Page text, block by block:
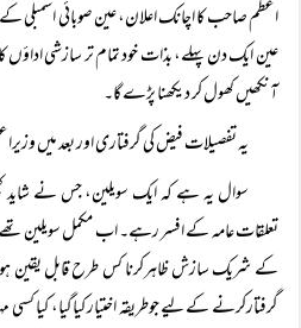
اعظم صاحب کا اچانک اعلان، عین صوبائی اسمبلی کے
عین ایک دن پہلے، بذات خود تمام تر سازشی
آنکھیں کھول کر دیکھنا پڑے گا۔
یہ تفصیلات فیض کی گرفتاری اور بعد میں
سوال یہ ہے کہ ایک سویلین، جس نے شاید
تعلقات عامہ کے افسر رہے۔ اب مکمل سویلین
کے شریک سازش ظاہرکرنا کس طرح قابل یقین ہو
گرفتارکرنے کے لیے جوطریقہ اختیار کیاگیا، کیا